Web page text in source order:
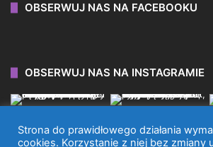
OBSERWUJ NAS NA FACEBOOKU
OBSERWUJ NAS NA INSTAGRAMIE
Strona do prawidłowego działania
cookies. Korzystanie z niej bez zmiany